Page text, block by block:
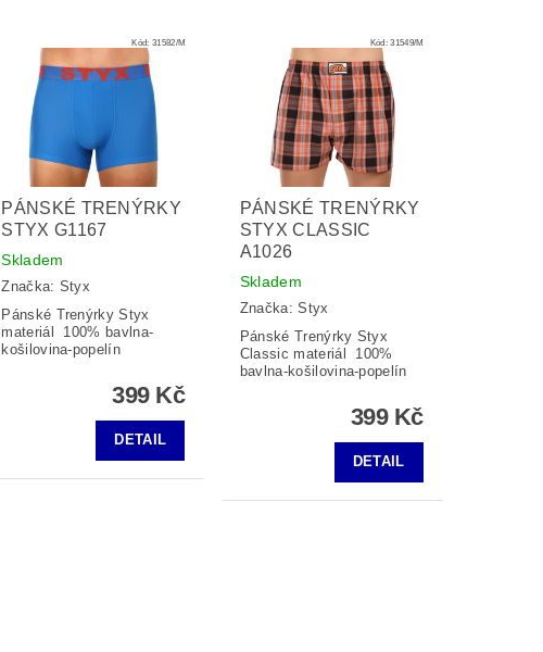
Kód: 31582/M
PÁNSKÉ TRENÝRKY
STYX G1167
Skladem
Značka: Styx
Pánské Trenýrky Styx
materiál 100% bavlna-
košilovina-popelín
399 Kč
DETAIL
Kód:31549/M
PÁNSKÉ TRENÝRKY
STYX CLASSIC
A1026
Skladem
Značka:Styx
Pánské Trenýrky Styx
Classic materiál 100%
bavlna-košilovina-popelín
399 Kč
DETAIL